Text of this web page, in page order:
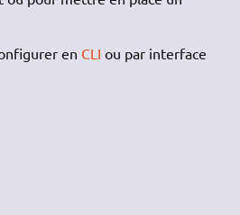
en CLI ou par interface